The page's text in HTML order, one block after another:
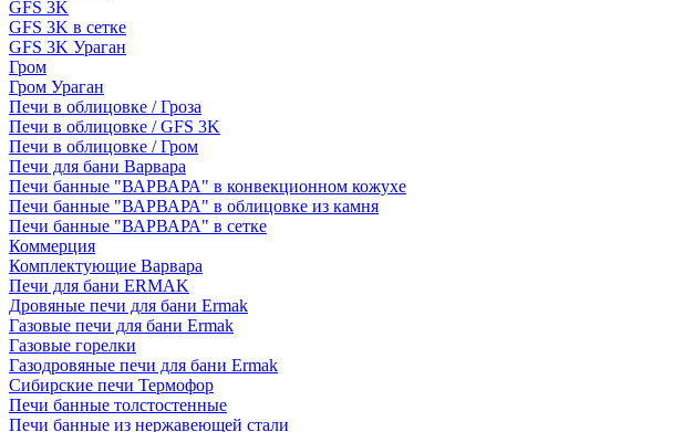
GFS 3K
GFS 3K в сетке
GFS 3K Ураган
Гром
Гром Ураган
Печи в облицовке / Гроза
Печи в облицовке / GFS 3K
Печи в облицовке / Гром
Печи для бани Варвара
Печи банные "ВАРВАРА" в конвекционном кожухе
Печи банные "ВАРВАРА" в облицовке из камня
Печи банные "ВАРВАРА" в сетке
Коммерция
Комплектующие Варвара
Печи для бани ERMAK
Дровяные печи для бани Ermak
Газовые печи для бани Ermak
Газовые горелки
Газодровяные печи для бани Ermak
Сибирские печи Термофор
Печи банные толстостенные
Печи банные из нержавеющей стали